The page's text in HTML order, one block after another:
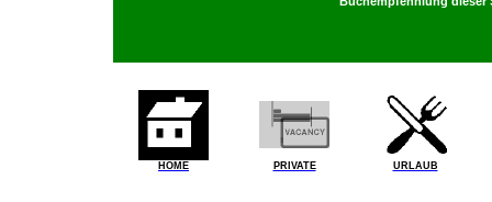
HOME PRIVATE URLAUB